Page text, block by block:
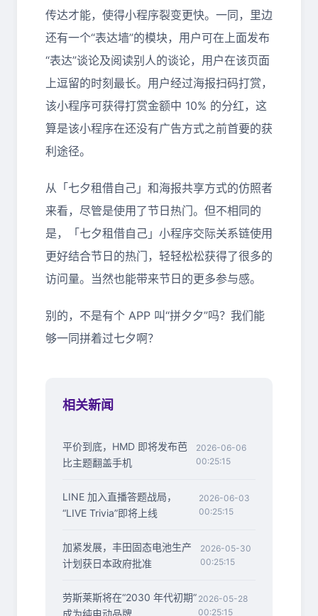
传达才能，使得小程序裂变更快。一同，里边
还有一个“表达墙”的模块，用户可在上面发布
“表达”谈论及阅读别人的谈论，用户在该页面
上逗留的时刻最长。用户经过海报扫码打赏，
该小程序可获得打赏金额中 10% 的分红，这
算是该小程序在还没有广告方式之前首要的获
利途径。
从「七夕租借自己」和海报共享方式的仿照者
来看，尽管是使用了节日热门。但不相同的
是，「七夕租借自己」小程序交际关系链使用
更好结合节日的热门，轻轻松松获得了很多的
访问量。当然也能带来节日的更多参与感。
别的，不是有个 APP 叫“拼夕夕”吗？我们能
够一同拼着过七夕啊？
相关新闻
平价到底，HMD 即将发布芭
比主题翻盖手机
2026-06-06
00:25:15
LINE 加入直播答题战局，
“LIVE Trivia”即将上线
2026-06-03
00:25:15
加紧发展，丰田固态电池生产
计划获日本政府批准
2026-05-30
00:25:15
劳斯莱斯将在“2030 年代初期”
成为纯电动品牌
2026-05-28
00:25:15